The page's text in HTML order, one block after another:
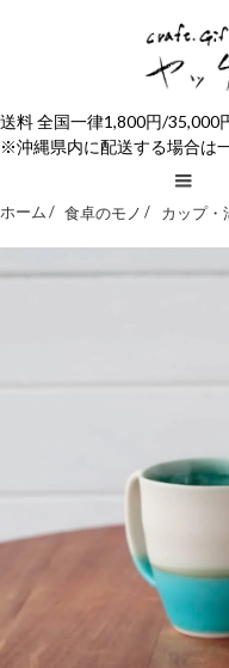
送料 全国一律1,800円/35,000
※沖縄県内に配送する場合は
ホーム / 食卓のモノ/ カップ・